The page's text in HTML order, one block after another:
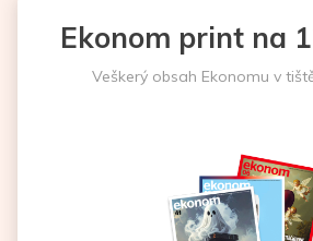
Ekonom print na
Veškerý obsah Ekonomu v